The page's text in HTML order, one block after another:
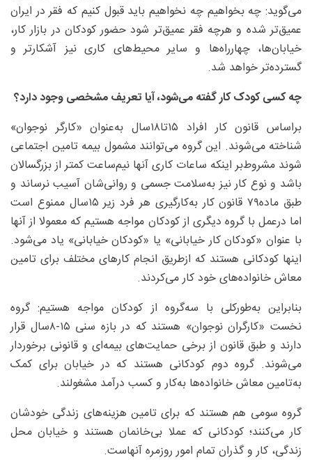
می‌گوید: چه بخواهیم چه نخواهیم باید قبول کنیم که فقر در ایران
عمیق‌تر شده و هرچه فقر عمیق‌تر شود حضور کودکان در بازار کار،
خیابان‌ها، چهارراه‌ها و سایر محیط‌های کاری نیز آشکارتر و
گسترده‌تر خواهد شد.
چه ‌کسی کودک کار گفته می‌شود، آیا تعریف مشخصی وجود دارد؟
براساس قانون کار افراد ۱۵تا۱۸‌سال به‌عنوان «کارگر نوجوان»
شناخته می‌شوند. این گروه می‌توانند مشمول بیمه تامین اجتماعی
شوند مشروط‌بر اینکه ساعات کاری آنها نیم‌ساعت کمتر از بزرگسالان
باشد و نوع کار نیز به‌سلامت جسمی و روانی‌شان آسیب نرساند و
طبق ماده۷۹ قانون کار به‌کارگیری هر فرد زیر ۱۵سال ممنوع است
اما درعمل با گروه دیگری از کودکان مواجه هستیم که معمولا از آنها
با عنوان «کودکان کار خیابانی» یا «کودکان خیابانی» یاد می‌شود.
اینها کودکانی هستند که ازطریق انجام کارهای مختلف برای تامین
معاش خانواده‌های خود کار می‌کردند.
بنابراین به‌طورکلی با سه‌گروه از کودکان مواجه هستیم: گروه
نخست «کارگران نوجوان» هستند که در بازه سنی ۱۵-۸سال قرار
دارند و طبق قانون از برخی حمایت‌های بیمه‌ای و قانونی برخوردار
می‌شوند. گروه دوم کودکانی هستند که در خیابان برای کمک
به‌تامین معاش خانواده‌ها به‌کار و کسب درآمد مشغولند.
گروه سومی هم هستند که برای تامین هزینه‌های زندگی خودشان
کار می‌کنند؛ کودکانی که عملا بی‌خانمان هستند و خیابان محل
زندگی، کار و گذران تمام امور روزمره آنهاست.